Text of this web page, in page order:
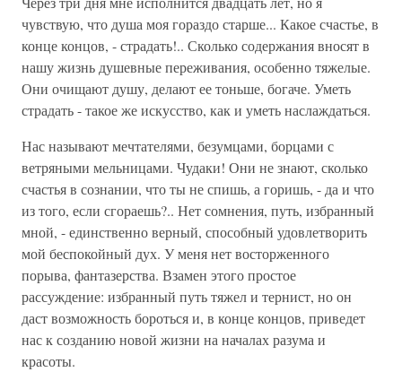
чувствую, что душа моя гораздо старше... Какое счастье, в
конце концов, - страдать!.. Сколько содержания вносят в
нашу жизнь душевные переживания, особенно тяжелые.
Они очищают душу, делают ее тоньше, богаче. Уметь
страдать - такое же искусство, как и уметь наслаждаться.
Нас называют мечтателями, безумцами, борцами с
ветряными мельницами. Чудаки! Они не знают, сколько
счастья в сознании, что ты не спишь, а горишь, - да и что
из того, если сгораешь?.. Нет сомнения, путь, избранный
мной, - единственно верный, способный удовлетворить
мой беспокойный дух. У меня нет восторженного
порыва, фантазерства. Взамен этого простое
рассуждение: избранный путь тяжел и тернист, но он
даст возможность бороться и, в конце концов, приведет
нас к созданию новой жизни на началах разума и
красоты.